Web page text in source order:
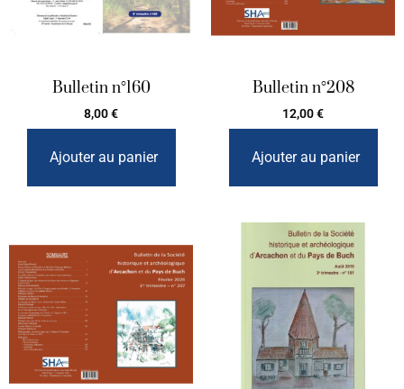
Bulletin n°160
8,00€
Ajouter au panier
Bulletin n°208
12,00€
Ajouter au panier